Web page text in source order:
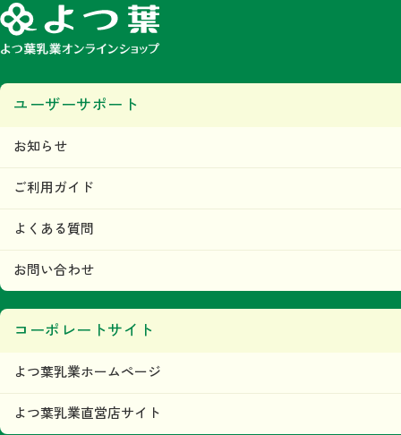
ユーザーサポート
お知らせ
ご利用ガイド
よくある質問
お問い合わせ
コーポレートサイト
よつ葉乳業ホームページ
よつ葉乳業直営店サイト